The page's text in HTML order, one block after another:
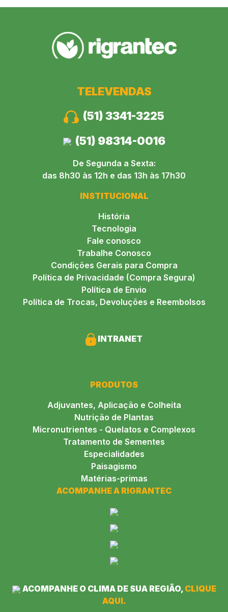
TELEVENDAS
(51) 3341-3225
(51) 98314-0016
De Segunda a Sexta:
das 8h30 às 12h e das 13h às 17h30
INSTITUCIONAL
História
Tecnologia
Fale conosco
Trabalhe Conosco
Condições Gerais para Compra
Política de Privacidade (Compra Segura)
Política de Envio
Política de Trocas, Devoluções e Reembolsos
INTRANET
PRODUTOS
Adjuvantes, Aplicação e Colheita
Nutrição de Plantas
Micronutrientes - Quelatos e Complexos
Tratamento de Sementes
Especialidades
Paisagismo
Matérias-primas
ACOMPANHE A RIGRANTEC
ACOMPANHE O CLIMA DE SUA REGIÃO, CLIQUE
AQUI.